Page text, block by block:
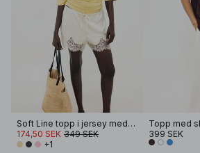
Soft Line topp i jersey med trattformad krage
174,50 SEK 349 SEK
+1
399 SEK